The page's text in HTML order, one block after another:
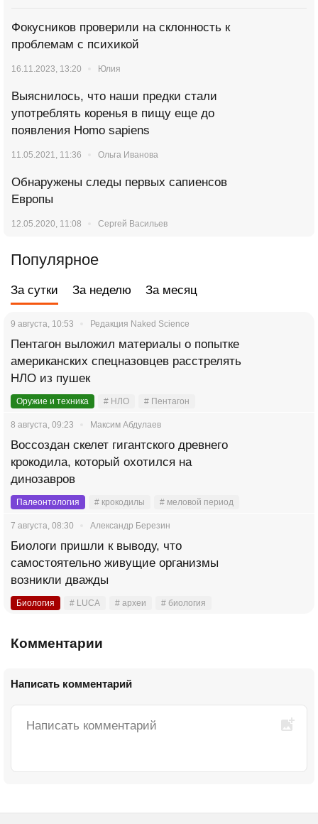
Фокусников проверили на склонность к
проблемам с психикой
16.11.2023, 13:20 Юлия
Выяснилось, что наши предки стали
употреблять коренья в пищу еще до
появления Homo sapiens
11.05.2021, 11:36 Ольга Иванова
Обнаружены следы первых сапиенсов
Европы
12.05.2020, 11:08 Сергей Васильев
Популярное
За сутки За неделю За месяц
9 августа, 10:53 Редакция Naked Science
Пентагон выложил материалы о попытке
американских спецназовцев расстрелять
НЛО из пушек
Оружие и техника # НЛО # Пентагон
8 августа, 09:23 Максим Абдулаев
Воссоздан скелет гигантского древнего
крокодила, который охотился на
динозавров
Палеонтология # крокодилы # меловой период
7 августа, 08:30 Александр Березин
Биологи пришли к выводу, что
самостоятельно живущие организмы
возникли дважды
Биология # LUCA # археи # биология
Комментарии
Написать комментарий